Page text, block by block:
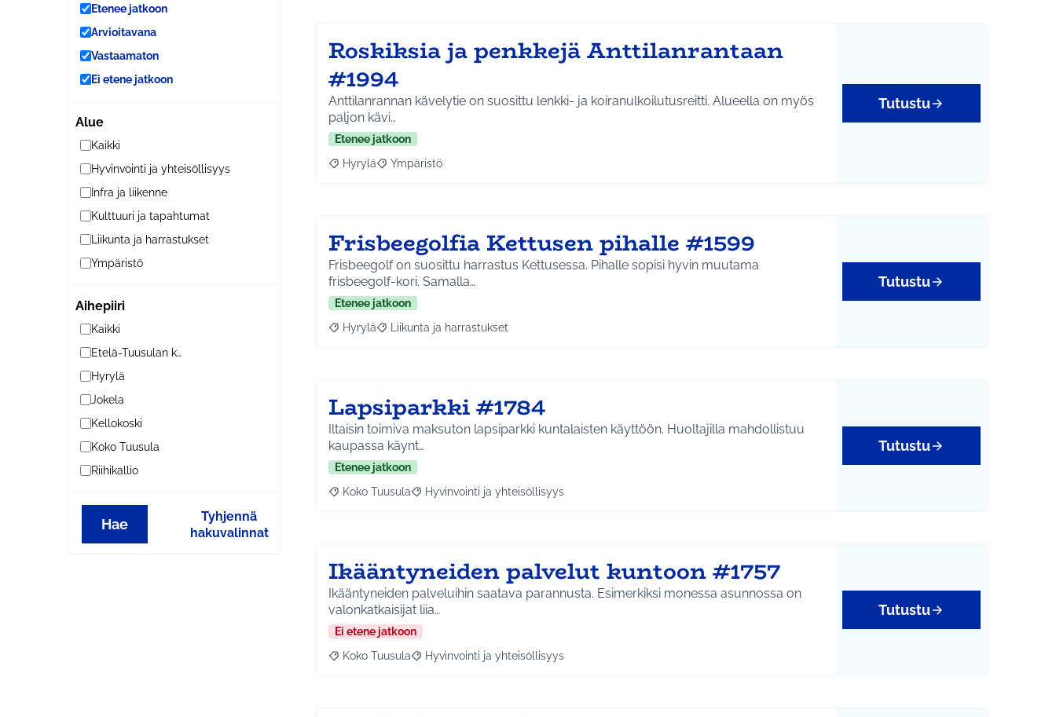
Etenee jatkoon
Arvioitavana
Vastaamaton
Ei etene jatkoon
Alue
Kaikki
Hyvinvointi ja yhteisöllisyys
Infra ja liikenne
Kulttuuri ja tapahtumat
Liikunta ja harrastukset
Ympäristö
Aihepiiri
Kaikki
Etelä-Tuusulan kylät
Hyrylä
Jokela
Kellokoski
Koko Tuusula
Riihikallio
Hae
Tyhjennä
hakuvalinnat
Roskiksia ja penkkejä Anttilanrantaan
#1994
Anttilanrannan kävelytie on suosittu lenkki- ja koiranulkoilutusreitti. Alueella on myös
paljon kävi…
Etenee jatkoon
Rajaa tulokset aihepiirin mukaan: Hyrylä
Hyrylä Rajaa tulokset teeman mukaan: Ympäristö
Ympäristö
Tutustu
Frisbeegolfia Kettusen pihalle #1599
Frisbeegolf on suosittu harrastus Kettusessa. Pihalle sopisi hyvin muutama
frisbeegolf-kori. Samalla…
Etenee jatkoon
Rajaa tulokset aihepiirin mukaan: Hyrylä
Hyrylä Rajaa tulokset teeman mukaan: Liikunta ja harrastukset
Liikunta ja harrastukset
Tutustu
Lapsiparkki #1784
Iltaisin toimiva maksuton lapsiparkki kuntalaisten käyttöön. Huoltajilla mahdollistuu
kaupassa käynt…
Etenee jatkoon
Rajaa tulokset aihepiirin mukaan: Koko Tuusula
Koko Tuusula Rajaa tulokset teeman mukaan: Hyvinvointi ja yhteisöllisyys
Hyvinvointi ja yhteisöllisyys
Tutustu
Ikääntyneiden palvelut kuntoon #1757
Ikääntyneiden palveluihin saatava parannusta. Esimerkiksi monessa asunnossa on
valonkatkaisijat liia…
Ei etene jatkoon
Rajaa tulokset aihepiirin mukaan: Koko Tuusula
Koko Tuusula Rajaa tulokset teeman mukaan: Hyvinvointi ja yhteisöllisyys
Hyvinvointi ja yhteisöllisyys
Tutustu